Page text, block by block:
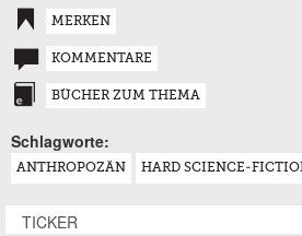
MERKEN
KOMMENTARE
BÜCHER ZUM THEMA
Schlagworte:
ANTHROPOZÄN HARD SCIENCE-
TICKER